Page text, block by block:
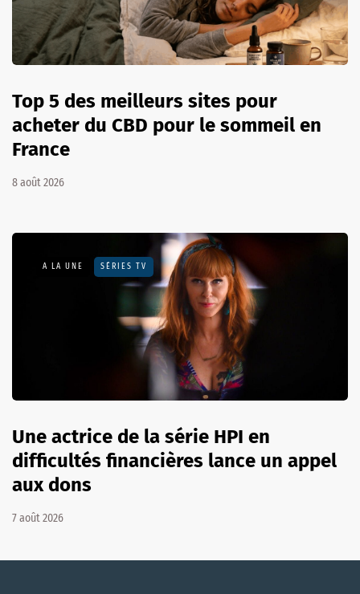
Top 5 des meilleurs sites pour
acheter du CBD pour le sommeil en
France
8 août 2026
A LA UNE SÉRIES TV
Une actrice de la série HPI en
difficultés financières lance un appel
aux dons
7 août 2026